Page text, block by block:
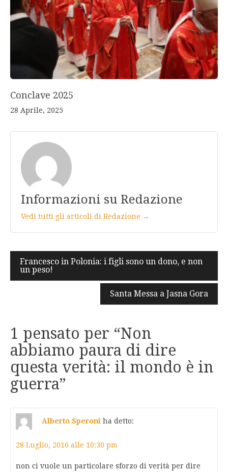
Conclave 2025
28 Aprile, 2025
Informazioni su Redazione
Vedi tutti gli articoli di Redazione →
Navigazione
articoli
Francesco in Polonia: i figli sono un dono, e non
un peso!
Santa Messa a Jasna Gora
1 pensato per “Non
abbiamo paura di dire
questa verità: il mondo è in
guerra”
Alberto Speroni ha detto:
28 Luglio, 2016 alle 10:30 pm
non ci vuole un particolare sforzo di verità per dire